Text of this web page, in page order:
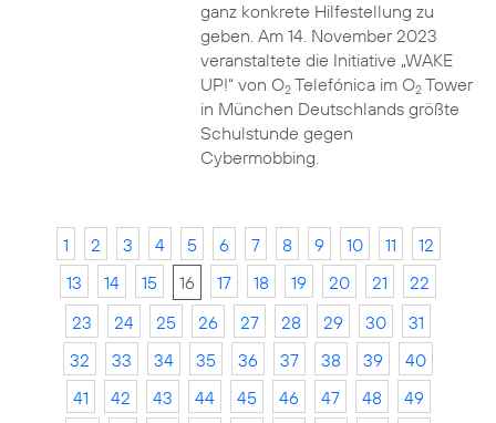
ganz konkrete Hilfestellung zu
geben. Am 14. November 2023
veranstaltete die Initiative „WAKE
UP!“ von O2Telefónica im O2Tower
in München Deutschlands größte
Schulstunde gegen
Cybermobbing.
1 2 3 4 5 6 7 8 9 10 11
12
13
14 15 16 17 18 19 20 21
22
23
24 25 26 27 28 29 30
31
32
33 34 35 36 37 38 39
40
41
42 43 44 45 46 47 48
49